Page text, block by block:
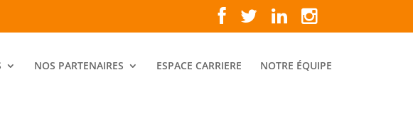
NOS PARTENAIRES ESPACE CARRIERE NOTRE ÉQUIPE